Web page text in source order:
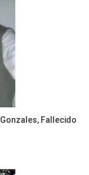
Fallecido